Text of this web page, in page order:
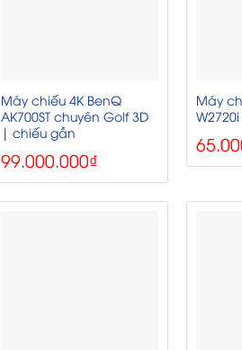
Máy chiếu 4K BenQ
AK700ST chuyên Golf 3D
| chiếu gần
99.000.000₫
Máy